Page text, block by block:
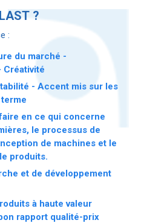
?
:
du marché -
Créativité
- Accent mis sur les
en ce qui concerne
le processus de
de machines et le
produits.
et de développement
à haute valeur
rapport qualité-prix